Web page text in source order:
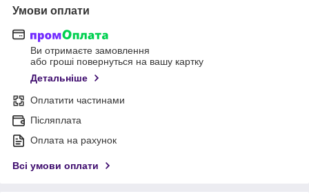
Умови оплати
Ви отримаєте замовлення
або гроші повернуться на вашу картку
Детальніше
Оплатити частинами
Післяплата
Оплата на рахунок
Всі умови оплати